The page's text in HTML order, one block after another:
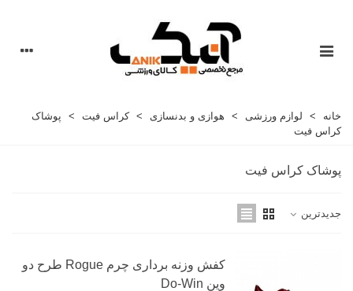
خانه > لوازم ورزشی > هوازی و بدنسازی > کراس فیت >
پوشاک
کراس فیت
پوشاک کراس فیت
جدیدترین
کفش وزنه برداری چرم Rogue طرح دو
وین Do-Win